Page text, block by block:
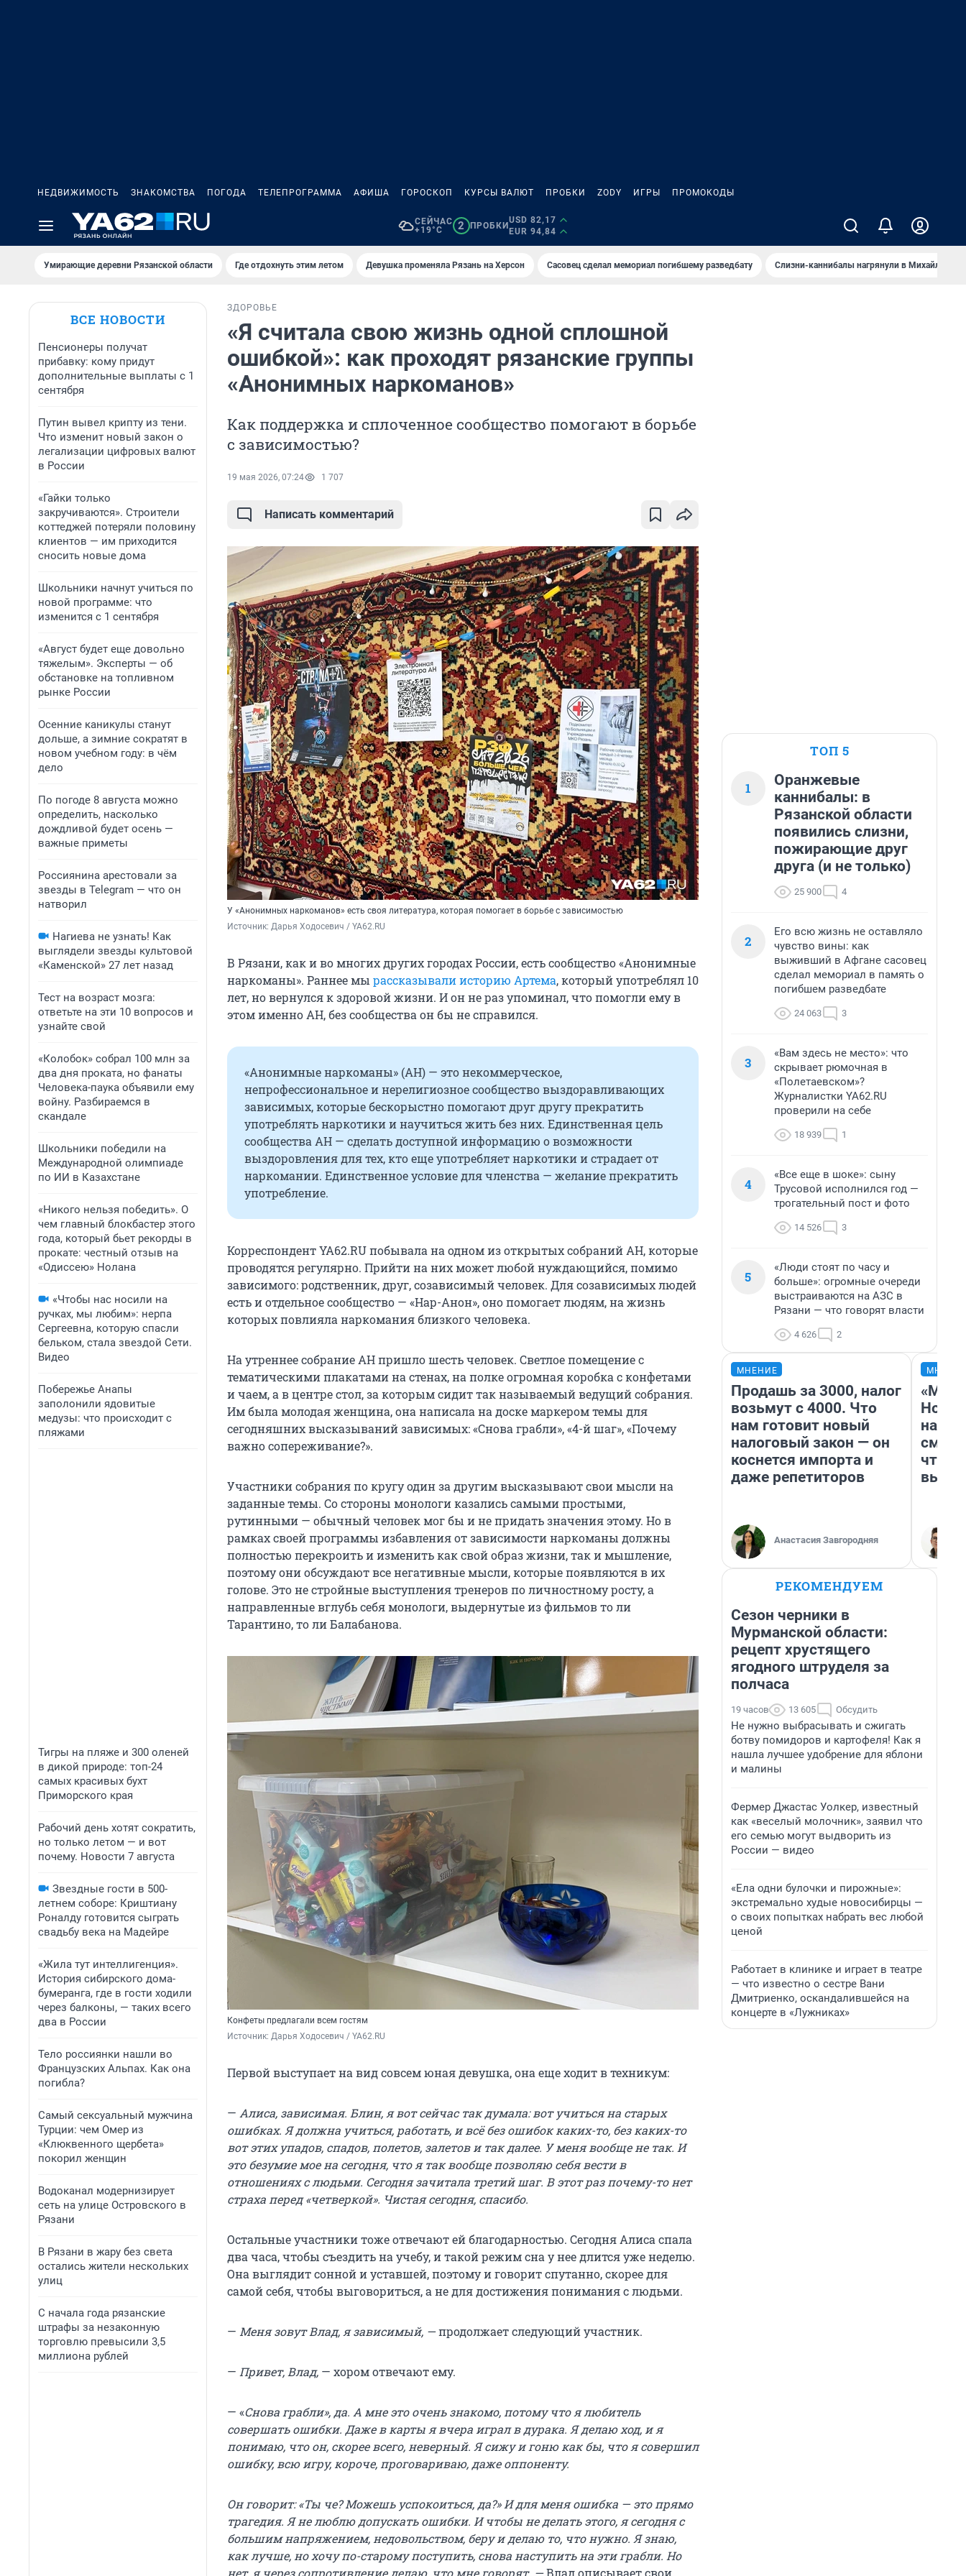
НЕДВИЖИМОСТЬ ЗНАКОМСТВА ПОГОДА ТЕЛЕПРОГРАММА АФИША ГОРОСКОП КУРСЫ ВАЛЮТ ПРОБКИ ZODY ИГРЫ ПРОМОКОДЫ
СЕЙЧАС
+19°C
2 ПРОБКИ
USD 82,17
EUR 94,84
Умирающие деревни Рязанской области Где отдохнуть этим летом Девушка променяла Рязань на Херсон Сасовец сделал мемориал погибшему разведбату Слизни-каннибалы нагрянули в Михайлов
ВСЕ НОВОСТИ
Пенсионеры получат
прибавку: кому придут
дополнительные выплаты с 1
сентября
Путин вывел крипту из тени.
Что изменит новый закон о
легализации цифровых валют
в России
«Гайки только
закручиваются». Строители
коттеджей потеряли половину
клиентов — им приходится
сносить новые дома
Школьники начнут учиться по
новой программе: что
изменится с 1 сентября
«Август будет еще довольно
тяжелым». Эксперты — об
обстановке на топливном
рынке России
Осенние каникулы станут
дольше, а зимние сократят в
новом учебном году: в чём
дело
По погоде 8 августа можно
определить, насколько
дождливой будет осень —
важные приметы
Россиянина арестовали за
звезды в Telegram — что он
натворил
Нагиева не узнать! Как
выглядели звезды культовой
«Каменской» 27 лет назад
Тест на возраст мозга:
ответьте на эти 10 вопросов и
узнайте свой
«Колобок» собрал 100 млн за
два дня проката, но фанаты
Человека-паука объявили ему
войну. Разбираемся в
скандале
Школьники победили на
Международной олимпиаде
по ИИ в Казахстане
«Никого нельзя победить». О
чем главный блокбастер этого
года, который бьет рекорды в
прокате: честный отзыв на
«Одиссею» Нолана
«Чтобы нас носили на
ручках, мы любим»: нерпа
Сергеевна, которую спасли
бельком, стала звездой Сети.
Видео
Побережье Анапы
заполонили ядовитые
медузы: что происходит с
пляжами
Тигры на пляже и 300 оленей
в дикой природе: топ-24
самых красивых бухт
Приморского края
Рабочий день хотят сократить,
но только летом — и вот
почему. Новости 7 августа
Звездные гости в 500-
летнем соборе: Криштиану
Роналду готовится сыграть
свадьбу века на Мадейре
«Жила тут интеллигенция».
История сибирского дома-
бумеранга, где в гости ходили
через балконы, — таких всего
два в России
Тело россиянки нашли во
Французских Альпах. Как она
погибла?
Самый сексуальный мужчина
Турции: чем Омер из
«Клюквенного щербета»
покорил женщин
Водоканал модернизирует
сеть на улице Островского в
Рязани
В Рязани в жару без света
остались жители нескольких
улиц
С начала года рязанские
штрафы за незаконную
торговлю превысили 3,5
миллиона рублей
ЗДОРОВЬЕ
«Я считала свою жизнь одной сплошной
ошибкой»: как проходят рязанские группы
«Анонимных наркоманов»
Как поддержка и сплоченное сообщество помогают в борьбе
с зависимостью?
19 мая 2026, 07:24 1 707
Написать комментарий
У «Анонимных наркоманов» есть своя литература, которая помогает в борьбе с зависимостью
Источник: Дарья Ходосевич / YA62.RU
В Рязани, как и во многих других городах России, есть сообщество «Анонимные
наркоманы». Раннее мы рассказывали историю Артема, который употреблял 10
лет, но вернулся к здоровой жизни. И он не раз упоминал, что помогли ему в
этом именно АН, без сообщества он бы не справился.
«Анонимные наркоманы» (АН) — это некоммерческое,
непрофессиональное и нерелигиозное сообщество выздоравливающих
зависимых, которые бескорыстно помогают друг другу прекратить
употреблять наркотики и научиться жить без них. Единственная цель
сообщества АН — сделать доступной информацию о возможности
выздоровления для тех, кто еще употребляет наркотики и страдает от
наркомании. Единственное условие для членства — желание прекратить
употребление.
Корреспондент YA62.RU побывала на одном из открытых собраний АН, которые
проводятся регулярно. Прийти на них может любой нуждающийся, помимо
зависимого: родственник, друг, созависимый человек. Для созависимых людей
есть и отдельное сообщество — «Нар-Анон», оно помогает людям, на жизнь
которых повлияла наркомания близкого человека.
На утреннее собрание АН пришло шесть человек. Светлое помещение с
тематическими плакатами на стенах, на полке огромная коробка с конфетами
и чаем, а в центре стол, за которым сидит так называемый ведущий собрания.
Им была молодая женщина, она написала на доске маркером темы для
сегодняшних высказываний зависимых: «Снова грабли», «4-й шаг», «Почему
важно сопереживание?».
Участники собрания по кругу один за другим высказывают свои мысли на
заданные темы. Со стороны монологи казались самыми простыми,
рутинными — обычный человек мог бы и не придать значения этому. Но в
рамках своей программы избавления от зависимости наркоманы должны
полностью перекроить и изменить как свой образ жизни, так и мышление,
поэтому они обсуждают все негативные мысли, которые появляются в их
голове. Это не стройные выступления тренеров по личностному росту, а
направленные вглубь себя монологи, выдернутые из фильмов то ли
Тарантино, то ли Балабанова.
Конфеты предлагали всем гостям
Источник: Дарья Ходосевич / YA62.RU
Первой выступает на вид совсем юная девушка, она еще ходит в техникум:
— Алиса, зависимая. Блин, я вот сейчас так думала: вот учиться на старых
ошибках. Я должна учиться, работать, и всё без ошибок каких-то, без каких-то
вот этих упадов, спадов, полетов, залетов и так далее. У меня вообще не так. И
это безумие мое на сегодня, что я так вообще позволяю себя вести в
отношениях с людьми. Сегодня зачитала третий шаг. В этот раз почему-то нет
страха перед «четверкой». Чистая сегодня, спасибо.
Остальные участники тоже отвечают ей благодарностью. Сегодня Алиса спала
два часа, чтобы съездить на учебу, и такой режим сна у нее длится уже неделю.
Она выглядит сонной и уставшей, поэтому и говорит спутанно, скорее для
самой себя, чтобы выговориться, а не для достижения понимания с людьми.
— Меня зовут Влад, я зависимый, —продолжает следующий участник.
— Привет, Влад, — хором отвечают ему.
— «Снова грабли», да. А мне это очень знакомо, потому что я любитель
совершать ошибки. Даже в карты я вчера играл в дурака. Я делаю ход, и я
понимаю, что он, скорее всего, неверный. Я сижу и гоню как бы, что я совершил
ошибку, всю игру, короче, проговариваю, даже оппоненту.
Он говорит: «Ты че? Можешь успокоиться, да?» И для меня ошибка — это прямо
трагедия. Я не люблю допускать ошибки. И чтобы не делать этого, я сегодня с
большим напряжением, недовольством, беру и делаю то, что нужно. Я знаю,
как лучше, но хочу по-старому поступить, снова наступить на эти грабли. Но
нет, я через сопротивление делаю, что мне говорят. —Влад описывает свои
ТОП 5
1
Оранжевые
каннибалы: в
Рязанской области
появились слизни,
пожирающие друг
друга (и не только)
25 900 4
2
Его всю жизнь не оставляло
чувство вины: как
выживший в Афгане сасовец
сделал мемориал в память о
погибшем разведбате
24 063 3
3
«Вам здесь не место»: что
скрывает рюмочная в
«Полетаевском»?
Журналистки YA62.RU
проверили на себе
18 939 1
4
«Все еще в шоке»: сыну
Трусовой исполнился год —
трогательный пост и фото
14 526 3
5
«Люди стоят по часу и
больше»: огромные очереди
выстраиваются на АЗС в
Рязани — что говорят власти
4 626 2
МНЕНИЕ
Продашь за 3000, налог
возьмут с 4000. Что
нам готовит новый
налоговый закон — он
коснется импорта и
даже репетиторов
Анастасия Завгородняя
«Мы
РЕКОМЕНДУЕМ
Сезон черники в
Мурманской области:
рецепт хрустящего
ягодного штруделя за
полчаса
19 часов 13 605 Обсудить
Не нужно выбрасывать и сжигать
ботву помидоров и картофеля! Как я
нашла лучшее удобрение для яблони
и малины
Фермер Джастас Уолкер, известный
как «веселый молочник», заявил что
его семью могут выдворить из
России — видео
«Ела одни булочки и пирожные»:
экстремально худые новосибирцы —
о своих попытках набрать вес любой
ценой
Работает в клинике и играет в театре
— что известно о сестре Вани
Дмитриенко, оскандалившейся на
концерте в «Лужниках»